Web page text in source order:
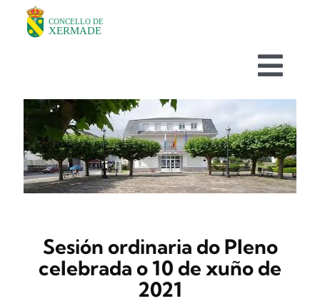
Skip
content
O CONCELLO
DEPARTAMENTOS
NOVASSesión ordinaria do Pleno
celebrada o 10 de xuño de
2021